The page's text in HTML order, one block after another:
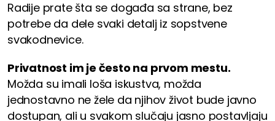
Radije prate šta se događa sa strane, bez
potrebe da dele svaki detalj iz sopstvene
svakodnevice.
Privatnost im je često na prvom mestu.
Možda su imali loša iskustva, možda
jednostavno ne žele da njihov život bude javno
dostupan, ali u svakom slučaju jasno postavljaju